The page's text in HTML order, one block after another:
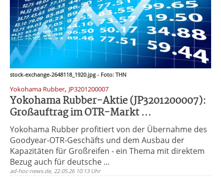
stock-exchange-2648118_1920.jpg - Foto: THN
Yokohama Rubber, JP3201200007
Yokohama Rubber-Aktie (JP3201200007):
Großauftrag im OTR-Markt ...
Yokohama Rubber profitiert von der Übernahme des
Goodyear-OTR-Geschäfts und dem Ausbau der
Kapazitäten für Großreifen - ein Thema mit direktem
Bezug auch für deutsche ...
ad-hoc-news.de, 22.05.26 10:13 Uhr